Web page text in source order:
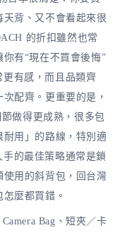
背、又不會看起來很
的折扣雖然也常
有“現在不買會後悔”
有感，而且品類齊
配齊。更重要的是，
做得更成熟，很多包
用」的路線，特別適
的最佳策略通常是鎖
用的斜背包，回台灣
麼都買錯。
Camera Bag、短夾／卡